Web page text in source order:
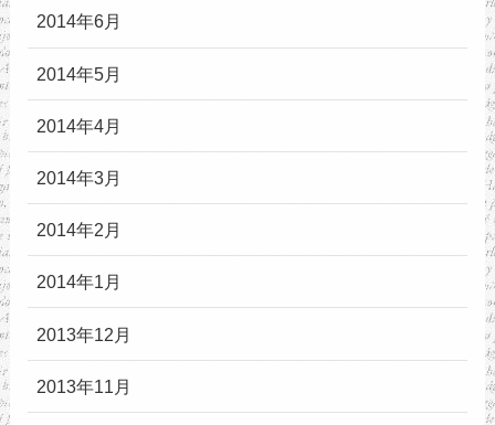
2014年6月
2014年5月
2014年4月
2014年3月
2014年2月
2014年1月
2013年12月
2013年11月